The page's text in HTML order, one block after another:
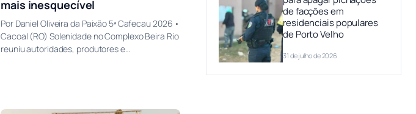
mais inesquecível
Por Daniel Oliveira da Paixão 5ª Cafecau 2026 •
Cacoal (RO) Solenidade no Complexo Beira Rio
reuniu autoridades, produtores e…
de facções em
residenciais populares
de Porto Velho
31 de julho de 2026